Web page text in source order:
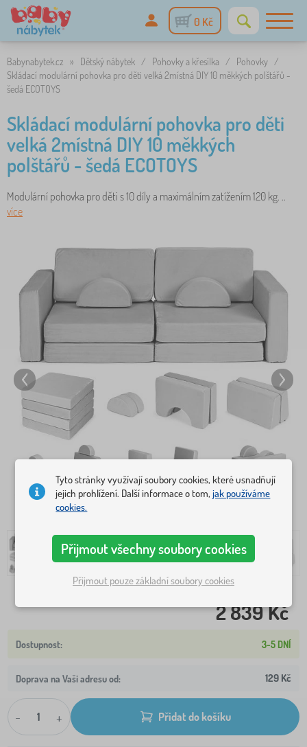
0 Kč
Babynabytek.cz » Dětský nábytek / Pohovky a křesílka / Pohovky /
Skládací modulární pohovka pro děti velká 2místná DIY 10 měkkých polštářů -
šedá ECOTOYS
Skládací modulární pohovka pro děti
velká 2místná DIY 10 měkkých
polštářů - šedá ECOTOYS
Modulární pohovka pro děti s 10 díly a maximálním zatížením 120 kg. ..
více
2 839 Kč
3-5 DNÍ
Doprava na Vaši adresu od: 129 Kč
- + Přidat do košíku
Tyto stránky využívají soubory cookies, které usnadňují
jejich prohlížení. Další informace o tom,jak používáme
cookies.
Přijmout všechny soubory cookies
Přijmout pouze základní soubory cookies